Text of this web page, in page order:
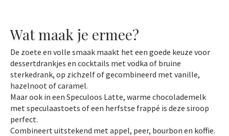
Wat maak je ermee?
De zoete en volle smaak maakt het een goede keuze voor
dessertdrankjes en cocktails met vodka of bruine
sterkedrank, op zichzelf of gecombineerd met vanille,
hazelnoot of caramel.
Maar ook in een Speculoos Latte, warme chocolademelk
met speculaastoets of een herfstse frappé is deze siroop
perfect.
Combineert uitstekend met appel, peer, bourbon en koffie.